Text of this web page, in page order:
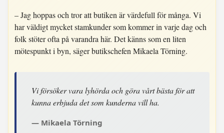
– Jag hoppas och tror att butiken är värdefull för många. Vi
har väldigt mycket stamkunder som kommer in varje dag och
folk stöter ofta på varandra här. Det känns som en liten
mötespunkt i byn, säger butikschefen Mikaela Törning.
Vi försöker vara lyhörda och göra vårt bästa för att
kunna erbjuda det som kunderna vill ha.
Mikaela Törning